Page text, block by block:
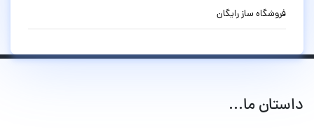
فروشگاه ساز رایگان
داستان ما...